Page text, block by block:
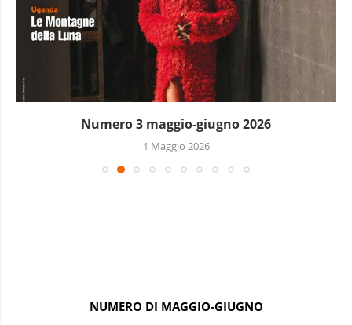
Numero 3 maggio-giugno 2026
1 Maggio 2026
NUMERO DI MAGGIO-GIUGNO